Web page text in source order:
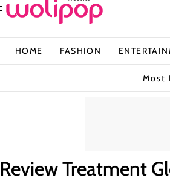
HOME FASHION
Most
Review Treatment